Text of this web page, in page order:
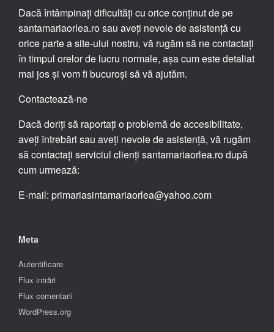
Dacă întâmpinați dificultăți cu orice conținut de pe
santamariaorlea.ro sau aveți nevoie de asistență cu
orice parte a site-ului nostru, vă rugăm să ne contactați
în timpul orelor de lucru normale, așa cum este detaliat
mai jos și vom fi bucuroși să vă ajutăm.
Contactează-ne
Dacă doriți să raportați o problemă de accesibilitate,
aveți întrebări sau aveți nevoie de asistență, vă rugăm
să contactați serviciul clienți santamariaorlea.ro după
cum urmează:
E-mail: primariasintamariaorlea@yahoo.com
Meta
Autentificare
Flux intrări
Flux comentarii
WordPress.org